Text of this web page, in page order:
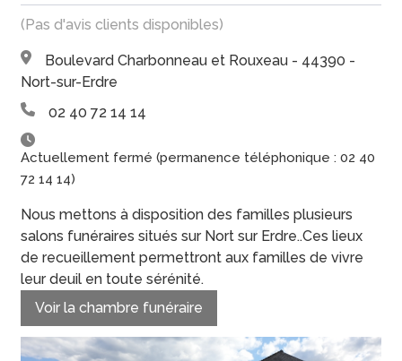
(Pas d'avis clients disponibles)
Boulevard Charbonneau et Rouxeau - 44390 -
Nort-sur-Erdre
02 40 72 14 14
Actuellement fermé (permanence téléphonique : 02 40
72 14 14)
Nous mettons à disposition des familles plusieurs
salons funéraires situés sur Nort sur Erdre..Ces lieux
de recueillement permettront aux familles de vivre
leur deuil en toute sérénité.
Voir la chambre funéraire